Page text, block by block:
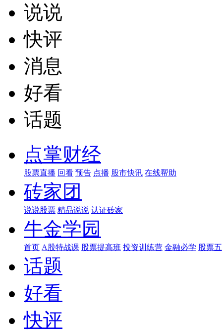
说说
快评
消息
好看
话题
点掌财经
股票直播 回看 预告 点播 股市快讯 在线帮助
砖家团
说说股票 精品说说 认证砖家
牛金学园
首页 A股特战课 股票提高班 投资训练营 金融必学 股票
话题
好看
快评